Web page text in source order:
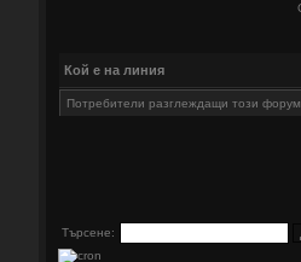
Кой е на линия
Потребители разглеждащи този
Търсене: